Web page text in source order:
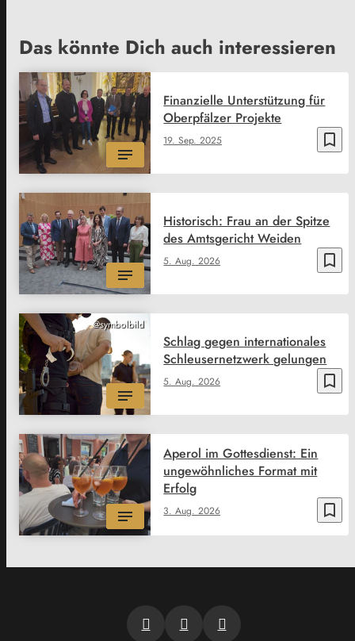
Das könnte Dich auch interessieren
bookmark_border
19. Sep. 2025
Finanzielle Unterstützung für
Oberpfälzer Projekte
bookmark_border
5. Aug. 2026
Historisch: Frau an der Spitze
des Amtsgericht Weiden
@symbolbild
bookmark_border
5. Aug. 2026
Schlag gegen internationales
Schleusernetzwerk gelungen
bookmark_border
3. Aug. 2026
Aperol im Gottesdienst: Ein
ungewöhnliches Format mit
Erfolg